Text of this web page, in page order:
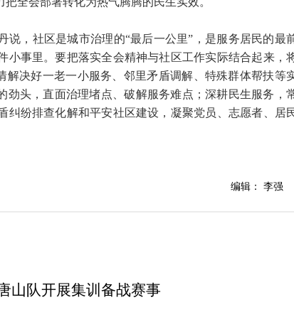
说，社区是城市治理的“最后一公里”，是服务居民的最
小事里。要把落实全会精神与社区工作实际结合起来，
解决好一老一小服务、邻里矛盾调解、特殊群体帮扶等
劲头，直面治理堵点、破解服务难点；深耕民生服务，
纠纷排查化解和平安社区建设，凝聚党员、志愿者、居
编辑： 李强
山队开展集训备战赛事